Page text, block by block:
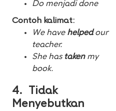
Do menjadi done
Contoh kalimat:
We havehelpedour
teacher.
She has takenmy
book.
4. Tidak
Menyebutkan